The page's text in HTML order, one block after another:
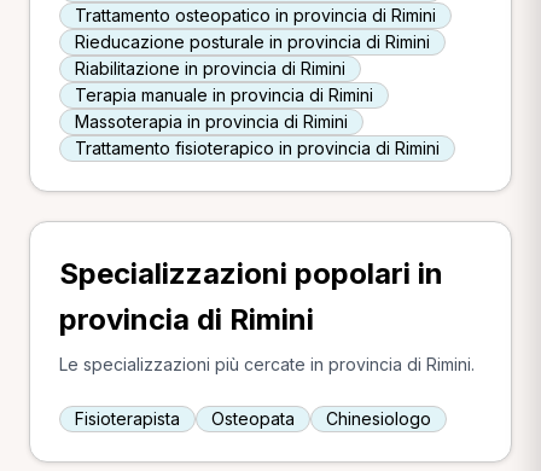
Trattamento osteopatico in provincia di Rimini
Rieducazione posturale in provincia di Rimini
Riabilitazione in provincia di Rimini
Terapia manuale in provincia di Rimini
Massoterapia in provincia di Rimini
Trattamento fisioterapico in provincia di Rimini
Specializzazioni popolari in
provincia di Rimini
Le specializzazioni più cercate in provincia di Rimini.
Fisioterapista Osteopata Chinesiologo